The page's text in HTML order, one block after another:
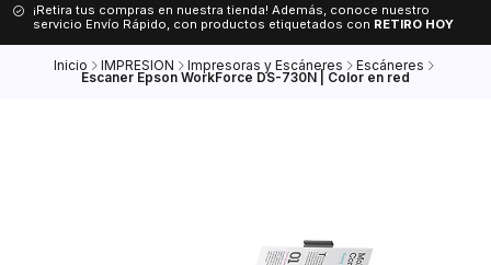
¡Retira tus compras en nuestra tienda! Además, conoce nuestro
servicio Envío Rápido, con productos etiquetados con RETIRO HOY
Inicio IMPRESION Impresoras y Escáneres Escáneres
Escaner Epson WorkForce DS-730N | Color en red